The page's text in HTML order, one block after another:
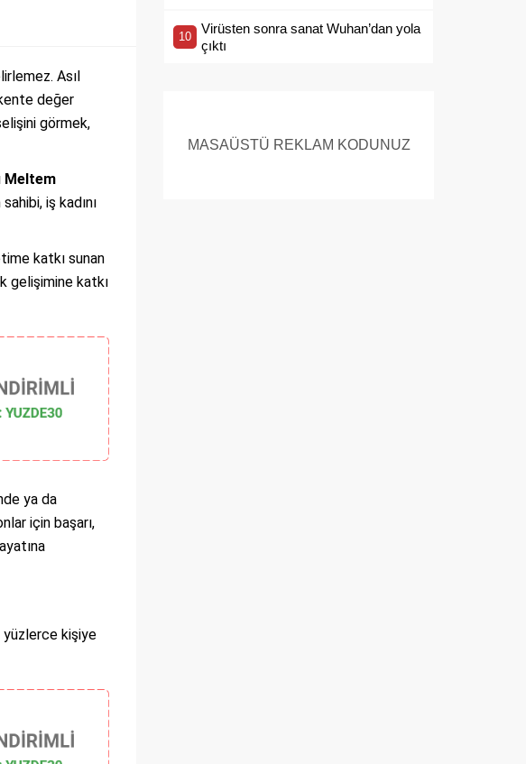
Asıl
değer
görmek,
Meltem
iş kadını
katkı sunan
gelişimine katkı
ya da
için başarı,
yüzlerce kişiye
Virüsten sonra sanat Wuhan’dan yola
çıktı
MASAÜSTÜ REKLAM KODUNUZ